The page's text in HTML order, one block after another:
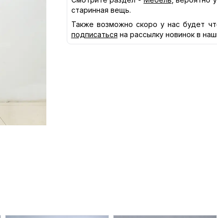
старинная вещь.
Также возможно скоро у нас будет
подписаться на рассылку новинок в